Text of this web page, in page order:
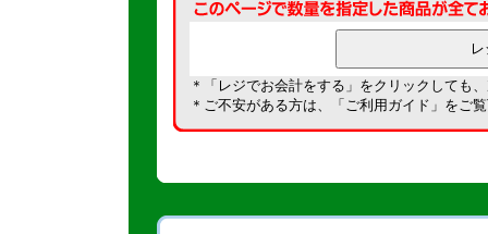
＊「レジでお会計をする」をクリックしても
＊ご不安がある方は、「 ご利用ガイド 」をご